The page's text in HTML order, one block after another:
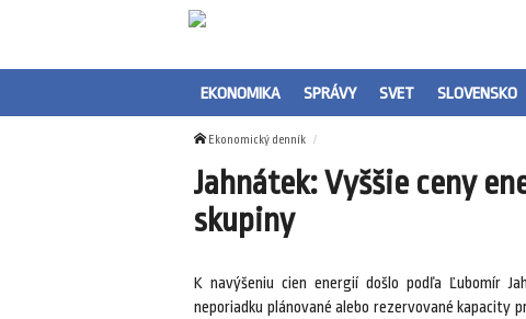
EKONOMIKA SPRÁVY SVET SLOVENSKO
Ekonomický denník
Jahnátek: Vyššie ceny
skupiny
K navýšeniu cien energií došlo podľa Ľubomír
neporiadku plánované alebo rezervované kapacity